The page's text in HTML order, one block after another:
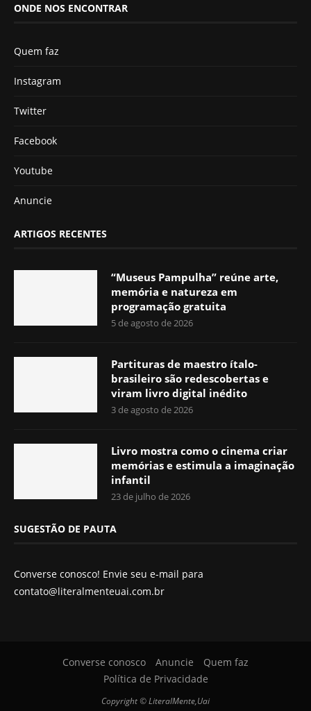
ONDE NOS ENCONTRAR
Quem faz
Instagram
Twitter
Facebook
Youtube
Anuncie
ARTIGOS RECENTES
“Museus Pampulha” reúne arte,
memória e natureza em
programação gratuita
5 de agosto de 2026
Partituras de maestro ítalo-
brasileiro são redescobertas e
viram livro digital inédito
3 de agosto de 2026
Livro mostra como o cinema criar
memórias e estimula a imaginação
infantil
23 de julho de 2026
SUGESTÃO DE PAUTA
Converse conosco! Envie seu e-mail para
contato@literalmenteuai.com.br
Converse conosco Anuncie
Quem faz
Política de Privacidade
Copyright © LiteralMente,Uai